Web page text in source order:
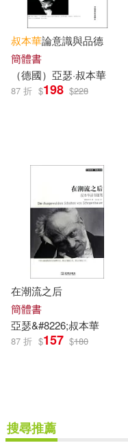
叔本華論意識與品德
簡體書
（德國） 亞瑟·叔本華
87 折 $198 $228
在潮流之后
簡體書
亞瑟&#8226;叔本華
87 折 $157 $180
搜尋推薦